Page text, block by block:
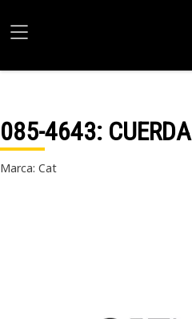
085-4643: CUERDA
Marca: Cat